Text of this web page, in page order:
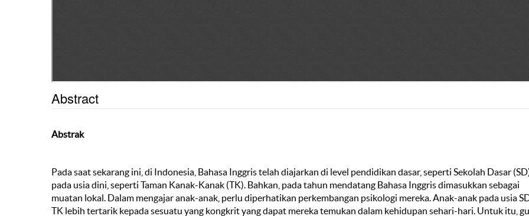
Abstract
Abstrak
Pada saat sekarang ini, di Indonesia, Bahasa Inggris telah diajarkan di level pendidikan dasar, seperti Sekolah Dasar
pada usia dini, seperti Taman Kanak-Kanak (TK). Bahkan, pada tahun mendatang Bahasa Inggris dimasukkan sebagai
muatan lokal. Dalam mengajar anak-anak, perlu diperhatikan perkembangan psikologi mereka. Anak-anak pada usia
TK lebih tertarik kepada sesuatu yang kongkrit yang dapat mereka temukan dalam kehidupan sehari-hari. Untuk itu,